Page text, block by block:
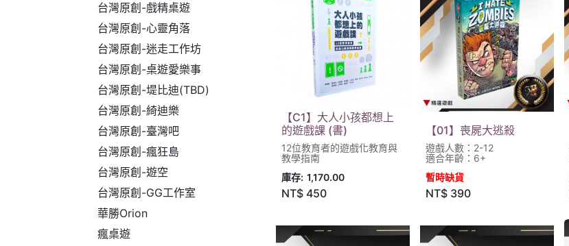
台灣原創-戲精桌遊
台灣原創-心靈角落
台灣原創-迷走工作坊
台灣原創-桌遊愛樂事
台灣原創-堤比迪(TBD)
台灣原創-綺迪樂
台灣原創-臺灣吧
台灣原創-瘋狂島
台灣原創-遊空
台灣原創-GG工作室
華勝Orion
瘋桌遊
【C1】大人小孩都想上
的遊戲課 (書)
12位教育者的遊戲化教育與
教學指南
庫存: 1,170.00
NT$ 450
【01】喪屍大逃殺
遊戲人數：2-12
適合年齡：6+
暫時缺貨
NT$ 390